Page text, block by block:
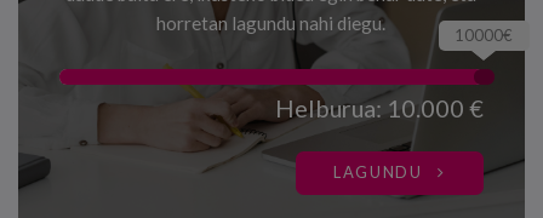
horretan lagundu nahi diegu.
10000€
Helburua: 10.000 €
LAGUNDU